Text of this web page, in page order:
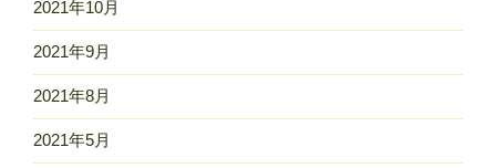
2021年10月
2021年9月
2021年8月
2021年5月